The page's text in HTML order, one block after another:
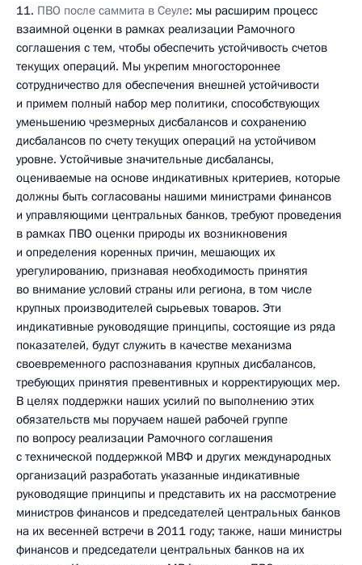
11. ПВО после саммита в Сеуле: мы расширим процесс
взаимной оценки в рамках реализации Рамочного
соглашения с тем, чтобы обеспечить устойчивость счетов
текущих операций. Мы укрепим многостороннее
сотрудничество для обеспечения внешней устойчивости
и примем полный набор мер политики, способствующих
уменьшению чрезмерных дисбалансов и сохранению
дисбалансов по счету текущих операций на устойчивом
уровне. Устойчивые значительные дисбалансы,
оцениваемые на основе индикативных критериев, которые
должны быть согласованы нашими министрами финансов
и управляющими центральных банков, требуют проведения
в рамках ПВО оценки природы их возникновения
и определения коренных причин, мешающих их
урегулированию, признавая необходимость принятия
во внимание условий страны или региона, в том числе
крупных производителей сырьевых товаров. Эти
индикативные руководящие принципы, состоящие из ряда
показателей, будут служить в качестве механизма
своевременного распознавания крупных дисбалансов,
требующих принятия превентивных и корректирующих мер.
В целях поддержки наших усилий по выполнению этих
обязательств мы поручаем нашей рабочей группе
по вопросу реализации Рамочного соглашения
с технической поддержкой МВФ и других международных
организаций разработать указанные индикативные
руководящие принципы и представить их на рассмотрение
министров финансов и председателей центральных банков
на их весенней встречи в 2011 году; также, наши министры
финансов и председатели центральных банков на их